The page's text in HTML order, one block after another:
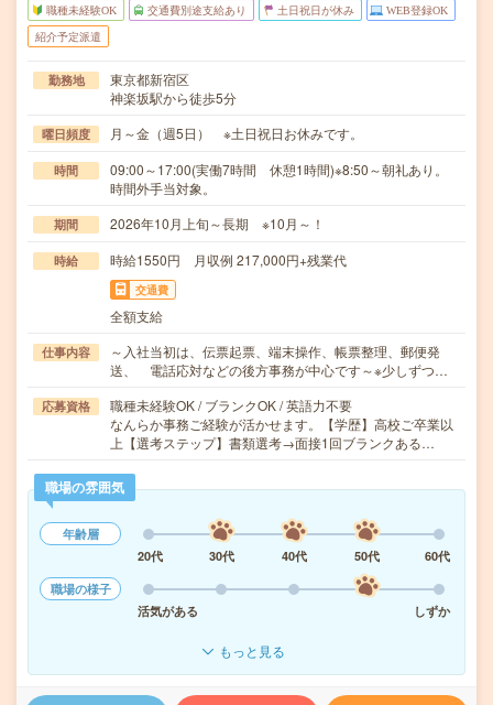
職種未経験OK 交通費別途支給あり 土日祝日が休み WEB登録OK
紹介予定派遣
勤務地
東京都新宿区
神楽坂駅から徒歩5分
曜日頻度 月～金（週5日） ※土日祝日お休みです。
時間
09:00～17:00(実働7時間 休憩1時間)※8:50～朝礼あり。
時間外手当対象。
期間 2026年10月上旬～長期 ※10月～！
時給 時給1550円 月収例 217,000円+残業代
交通費
全額支給
仕事内容
～入社当初は、伝票起票、端末操作、帳票整理、郵便発
送、 電話応対などの後方事務が中心です～※少しずつ…
応募資格
職種未経験OK / ブランクOK / 英語力不要
なんらか事務ご経験が活かせます。【学歴】高校ご卒業以
上【選考ステップ】書類選考→面接1回ブランクある…
職場の雰囲気
年齢層
20代
30代 40代 50代
60代
職場の様子
活気がある
しずか
もっと見る